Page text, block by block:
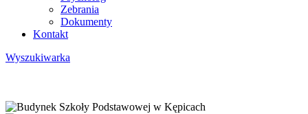
Zebrania
Dokumenty
Kontakt
Wyszukiwarka